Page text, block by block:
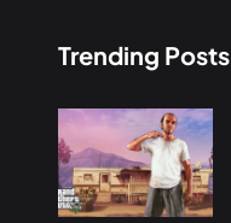
Trending Posts